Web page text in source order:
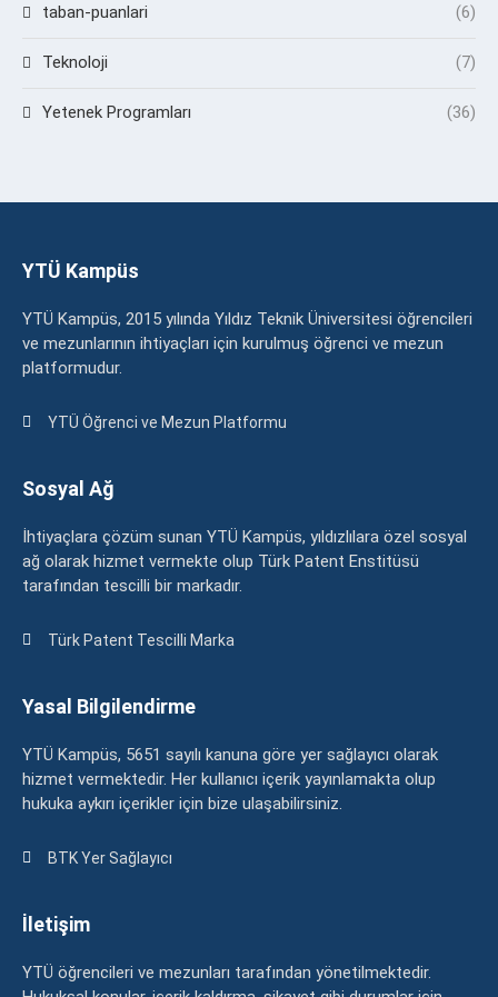
taban-puanlari (6)
Teknoloji (7)
Yetenek Programları (36)
YTÜ Kampüs
YTÜ Kampüs, 2015 yılında Yıldız Teknik Üniversitesi öğrencileri
ve mezunlarının ihtiyaçları için kurulmuş öğrenci ve mezun
platformudur.
YTÜ Öğrenci ve Mezun Platformu
Sosyal Ağ
İhtiyaçlara çözüm sunan YTÜ Kampüs, yıldızlılara özel sosyal
ağ olarak hizmet vermekte olup Türk Patent Enstitüsü
tarafından tescilli bir markadır.
Türk Patent Tescilli Marka
Yasal Bilgilendirme
YTÜ Kampüs, 5651 sayılı kanuna göre yer sağlayıcı olarak
hizmet vermektedir. Her kullanıcı içerik yayınlamakta olup
hukuka aykırı içerikler için bize ulaşabilirsiniz.
BTK Yer Sağlayıcı
İletişim
YTÜ öğrencileri ve mezunları tarafından yönetilmektedir.